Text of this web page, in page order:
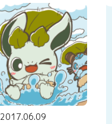
投稿日:
2017.06.09